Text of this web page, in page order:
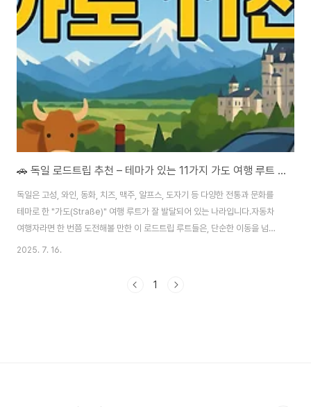
🚗 독일 로드트립 추천 – 테마가 있는 11가지 가도 여행 루트 총정리
독일은 고성, 와인, 동화, 치즈, 맥주, 알프스, 도자기 등 다양한 전통과 문화를
테마로 한 "가도(Straße)" 여행 루트가 잘 발달되어 있는 나라입니다.​자동차
여행자라면 한 번쯤 도전해볼 만한 이 로드트립 루트들은, 단순한 이동을 넘어
역사, 미식, 자연, 건축, 문화를 모두 담고 있습니다.​이번 포스팅에서는 독일에
(Romantische Straße)구간: 뷔르츠부르크 → 퓌센길이: 약 400km특징:
2025. 7. 16.
1